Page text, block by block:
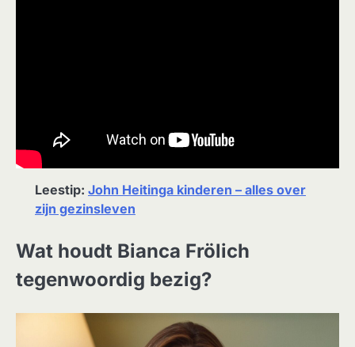
Leestip: John Heitinga kinderen – alles over
zijn gezinsleven
Wat houdt Bianca Frölich
tegenwoordig bezig?